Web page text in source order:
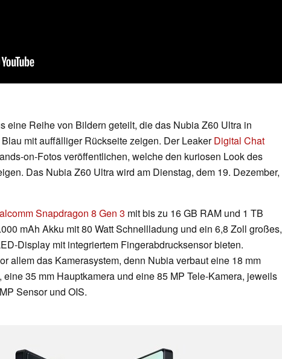
eine Reihe von Bildern geteilt, die das Nubia Z60 Ultra in
mit auffälliger Rückseite zeigen. Der LeakerDigital Chat
on-Fotos veröffentlichen, welche den kuriosen Look des
Das Nubia Z60 Ultra wird am Dienstag, dem 19. Dezember,
Snapdragon 8 Gen 3 mit bis zu 16 GB RAM und 1 TB
mAh Akku mit 80 Watt Schnellladung und ein 6,8 Zoll großes,
Display mit integriertem Fingerabdrucksensor bieten.
allem das Kamerasystem, denn Nubia verbaut eine 18 mm
35 mm Hauptkamera und eine 85 MP Tele-Kamera, jeweils
Sensor und OIS.